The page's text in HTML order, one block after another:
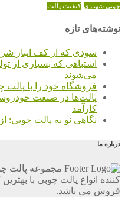
چوبی شهبازی کیفیت پالت
نوشته‌های تازه
سودی که از کف انبار
اشتباهی که بسیاری از
می‌شوند
فروشگاه خود را با پالت
پالت‌ها در صنعت
کارآمد
نگاهی نو به پالت چوبی:
درباره ما
مجموعه پالت
کننده انواع پالت چوبی با
فروش می باشد.